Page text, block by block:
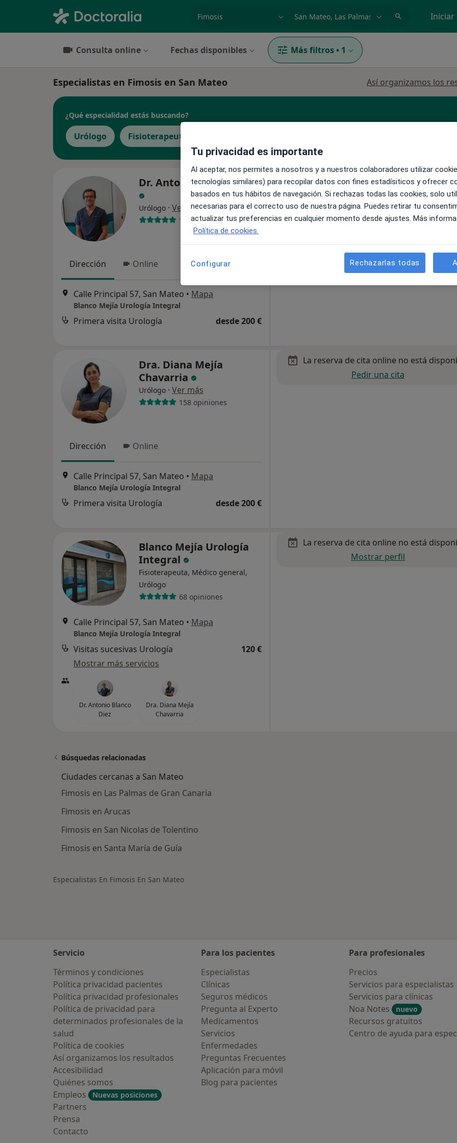
Iniciar
Consulta online Fechas disponibles Más filtros • 1
Especialistas en Fimosis en San Mateo Así organizamos los
¿Qué especialidad estás buscando?
Urólogo Fisioterapeuta
Dr. Antonio Blanco Diez
Urólogo · Ver más
156 opiniones
Dirección Online
Calle Principal 57, San Mateo • Mapa
Blanco Mejía Urología Integral
Primera visita Urología desde 200 €
La reserva de cita online no está
Pedir una cita
Dra. Diana Mejía
Chavarria
Urólogo · Ver más
158 opiniones
Dirección Online
Calle Principal 57, San Mateo • Mapa
Blanco Mejía Urología Integral
Primera visita Urología desde 200 €
La reserva de cita online no está
Pedir una cita
Blanco Mejía Urología
Integral
Fisioterapeuta, Médico general,
Urólogo
68 opiniones
Calle Principal 57, San Mateo • Mapa
Blanco Mejía Urología Integral
Visitas sucesivas Urología
120 €
Mostrar más servicios
Dr. Antonio Blanco
Diez
Dra. Diana Mejía
Chavarria
La reserva de cita online no está
Mostrar perfil
Búsquedas relacionadas
Ciudades cercanas a San Mateo
Fimosis en Las Palmas de Gran Canaria
Fimosis en Arucas
Fimosis en San Nicolas de Tolentino
Fimosis en Santa María de Guía
Especialistas En Fimosis En San Mateo
Servicio
Términos y condiciones
Política privacidad pacientes
Política privacidad profesionales
Política de privacidad para
determinados profesionales de la
salud
Política de cookies
Así organizamos los resultados
Accesibilidad
Quiénes somos
Empleos
Nuevas posiciones
Partners
Prensa
Contacto
Para los pacientes
Especialistas
Clínicas
Seguros médicos
Pregunta al Experto
Medicamentos
Servicios
Enfermedades
Preguntas Frecuentes
Aplicación para móvil
Blog para pacientes
Para profesionales
Precios
Servicios para especialistas
Servicios para clínicas
Noa Notes
nuevo
Recursos gratuitos
Centro de ayuda para
Tu privacidad es importante
Al aceptar, nos permites a nosotros y a nuestros colaboradores utilizar
tecnologías similares) para recopilar datos con fines estadísiticos y ofrecer
basados en tus hábitos de navegación. Si rechazas todas las cookies, solo
necesarias para el correcto uso de nuestra página. Puedes retirar tu
actualizar tus preferencias en cualquier momento desde ajustes. Más
Política de cookies.
Configurar Rechazarlas todas